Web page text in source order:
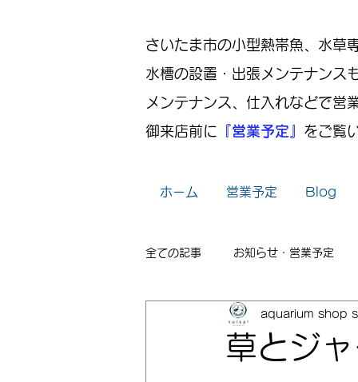
さいたま市の小型熱帯魚
水槽の設置・出張メンテナンス
メンテナンス、仕入れなどで営
御来店前に 『営業予定』 をご覧
ホーム 営業予定 Blog
全ての記事 お知らせ・営業予定
レイアウト 出張メンテナンス
草とジ
aquarium shop